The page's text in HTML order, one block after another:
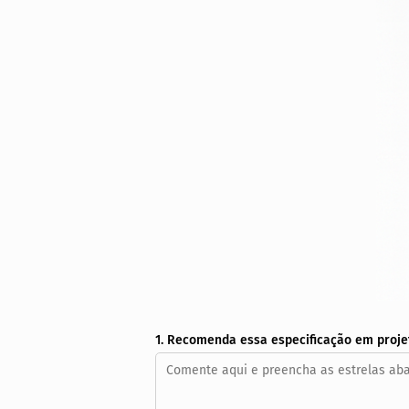
1. Recomenda essa especificação em